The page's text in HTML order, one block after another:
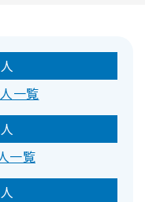
一覧
一覧